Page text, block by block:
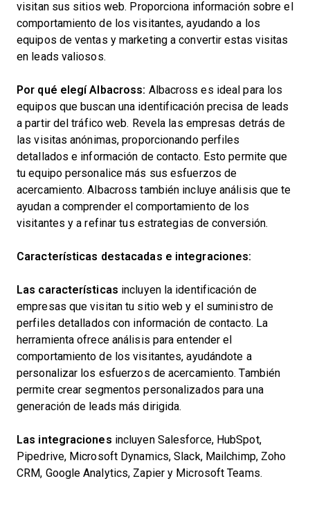
visitan sus sitios web. Proporciona información sobre el
comportamiento de los visitantes, ayudando a los
equipos de ventas y marketing a convertir estas visitas
en leads valiosos.
Por qué elegí Albacross: Albacross es ideal para los
equipos que buscan una identificación precisa de leads
a partir del tráfico web. Revela las empresas detrás de
las visitas anónimas, proporcionando perfiles
detallados e información de contacto. Esto permite que
tu equipo personalice más sus esfuerzos de
acercamiento. Albacross también incluye análisis que te
ayudan a comprender el comportamiento de los
visitantes y a refinar tus estrategias de conversión.
Características destacadas e integraciones:
Las características incluyen la identificación de
empresas que visitan tu sitio web y el suministro de
perfiles detallados con información de contacto. La
herramienta ofrece análisis para entender el
comportamiento de los visitantes, ayudándote a
personalizar los esfuerzos de acercamiento. También
permite crear segmentos personalizados para una
generación de leads más dirigida.
Las integraciones incluyen Salesforce, HubSpot,
Pipedrive, Microsoft Dynamics, Slack, Mailchimp, Zoho
CRM, Google Analytics, Zapier y Microsoft Teams.